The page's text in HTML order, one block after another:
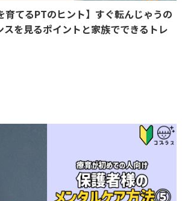
育てるPTのヒント】すぐ転んじゃうの
を見るポイントと家族でできるトレ